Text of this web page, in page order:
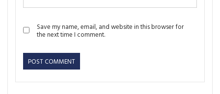
Save my name, email, and website in this browser for
the next time I comment.